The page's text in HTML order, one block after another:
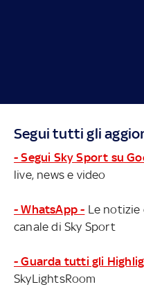
Segui tutti gli
- Segui Sky Sport su
live, news e video
- WhatsApp - Le notizie
canale di Sky Sport
- Guarda tutti gli
SkyLightsRoom